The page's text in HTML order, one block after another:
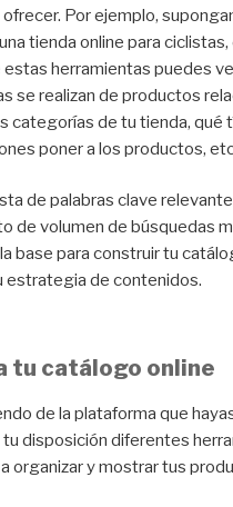
ofrecer. Por ejemplo,
tienda online para
herramientas puedes
se realizan de productos
categorías de tu tienda, qué
poner a los productos,
de palabras clave
de volumen de búsquedas
base para construir tu
estrategia de contenidos.
tu catálogo online
de la plataforma que
tu disposición diferentes
organizar y mostrar tus